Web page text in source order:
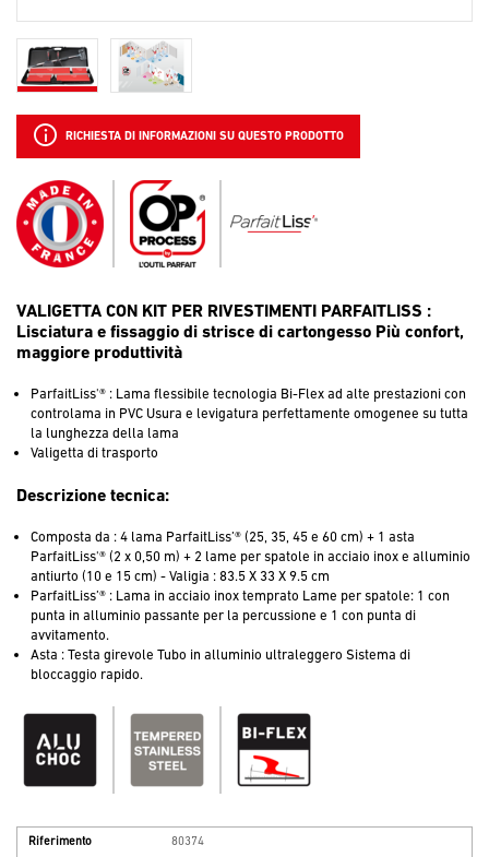
RICHIESTA DI INFORMAZIONI SU QUESTO PRODOTTO
VALIGETTA CON KIT PER RIVESTIMENTI PARFAITLISS :
Lisciatura e fissaggio di strisce di cartongesso Più confort,
maggiore produttività
ParfaitLiss'® : Lama flessibile tecnologia Bi-Flex ad alte prestazioni con
controlama in PVC Usura e levigatura perfettamente omogenee su tutta
la lunghezza della lama
Valigetta di trasporto
Descrizione tecnica:
Composta da : 4 lama ParfaitLiss’® (25, 35, 45 e 60 cm) + 1 asta
ParfaitLiss'® (2 x 0,50 m) + 2 lame per spatole in acciaio inox e alluminio
antiurto (10 e 15 cm) - Valigia : 83.5 X 33 X 9.5 cm
ParfaitLiss’® : Lama in acciaio inox temprato Lame per spatole: 1 con
punta in alluminio passante per la percussione e 1 con punta di
avvitamento.
Asta : Testa girevole Tubo in alluminio ultraleggero Sistema di
bloccaggio rapido.
Riferimento 80374